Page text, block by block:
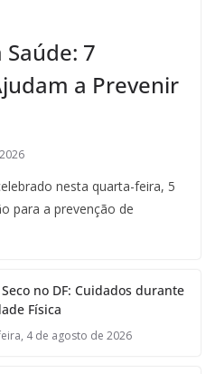
7
a Prevenir
nesta quarta-feira, 5
para a prevenção de
no DF: Cuidados durante
Física
4 de agosto de 2026